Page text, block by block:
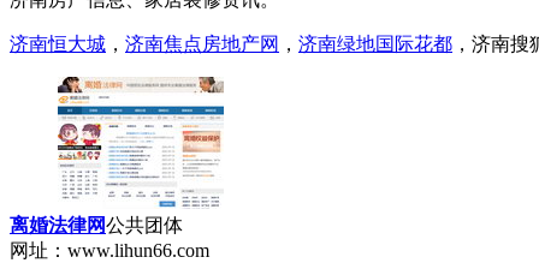
济南恒大城 ， 济南焦点房地产网 ， 济南绿地国际花都 ，济南搜
离婚法律网公共团体
网址：www.lihun66.com